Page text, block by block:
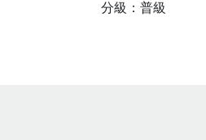
分級：普級